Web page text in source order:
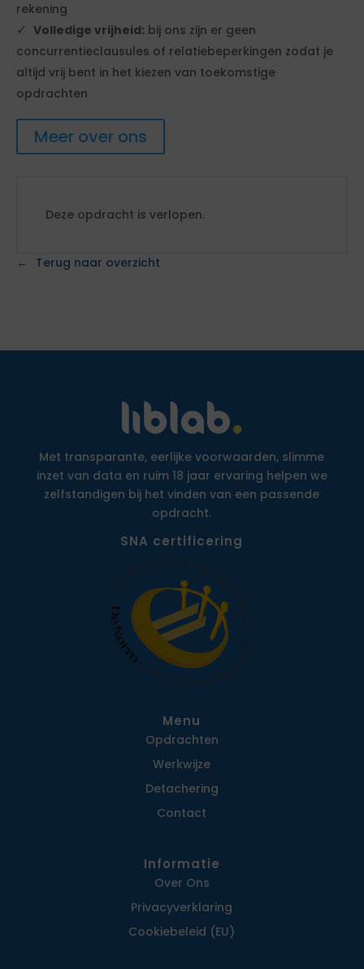
rekening
Volledige vrijheid: bij ons zijn er geen
concurrentieclausules of relatiebeperkingen zodat je
altijd vrij bent in het kiezen van toekomstige
opdrachten
Meer over ons
Deze opdracht is verlopen.
Terug naar overzicht
Met transparante, eerlijke voorwaarden, slimme
inzet van data en ruim 18 jaar ervaring helpen we
zelfstandigen bij het vinden van een passende
opdracht.
SNA certificering
Menu
Opdrachten
Werkwijze
Detachering
Contact
Informatie
Over Ons
Privacy­verklaring
Cookiebeleid (EU)